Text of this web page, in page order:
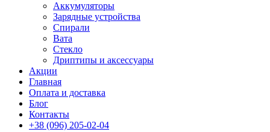
Аккумуляторы
Зарядные устройства
Спирали
Вата
Стекло
Дриптипы и аксессуары
Акции
Главная
Оплата и доставка
Блог
Контакты
+38 (096) 205-02-04